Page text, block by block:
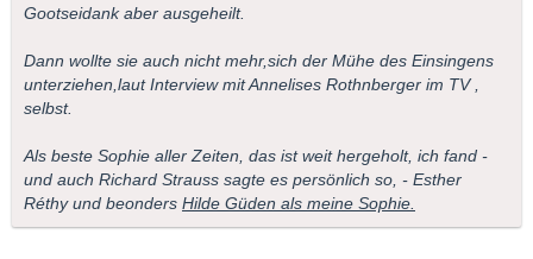
Gootseidank aber ausgeheilt.
Dann wollte sie auch nicht mehr,sich der Mühe des Einsingens
unterziehen,laut Interview mit Annelises Rothnberger im TV ,
selbst.
Als beste Sophie aller Zeiten, das ist weit hergeholt, ich fand -
und auch Richard Strauss sagte es persönlich so, - Esther
Réthy und beonders Hilde Güden als meine Sophie.